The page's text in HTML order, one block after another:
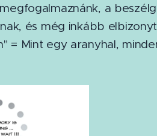
a
és még inkább
= Mint egy aranyhal,